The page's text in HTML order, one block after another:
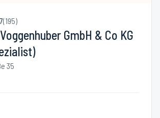
(195)
GmbH & Co KG
35